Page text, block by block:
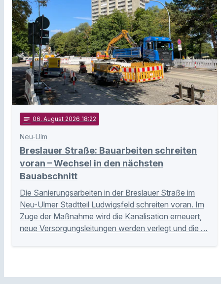
notes 06. August 2026 18:22
Neu-Ulm
Breslauer Straße: Bauarbeiten schreiten
voran – Wechsel in den nächsten
Bauabschnitt
Die Sanierungsarbeiten in der Breslauer Straße im
Neu-Ulmer Stadtteil Ludwigsfeld schreiten voran. Im
Zuge der Maßnahme wird die Kanalisation erneuert,
neue Versorgungsleitungen werden verlegt und die …